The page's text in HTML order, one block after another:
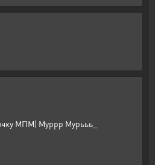
МПМ) Муррр Мурььь_